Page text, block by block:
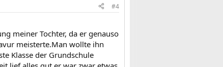
#4
meiner Tochter, da er genauso
meisterte.Man wollte ihn
Klasse der Grundschule